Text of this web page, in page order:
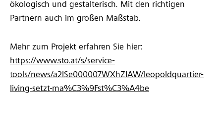
ökologisch und gestalterisch. Mit den richtigen
Partnern auch im großen Maßstab.
Mehr zum Projekt erfahren Sie hier:
https://www.sto.at/s/service-
tools/news/a2lSe000007WXhZIAW/leopoldquartier-
living-setzt-ma%C3%9Fst%C3%A4be